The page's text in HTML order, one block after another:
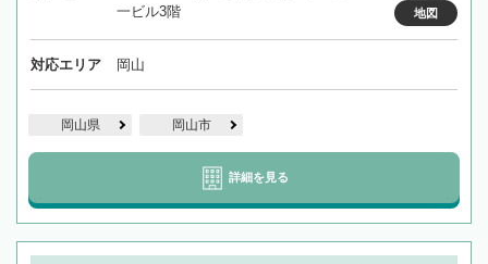
一ビル3階
地図
対応エリア 岡山
岡山県 岡山市
詳細を見る